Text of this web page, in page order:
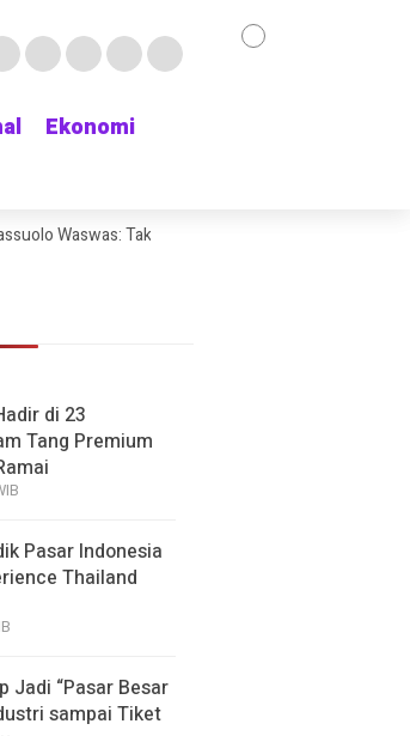
Ekonomi
Ekonomi
Waswas: Tak Mau Kehilangan Bek Andalan
Keburu Berlari, Istana Malah Bilang:
di 23
Tang Premium
Pasar Indonesia
Thailand
Jadi “Pasar Besar
sampai Tiket